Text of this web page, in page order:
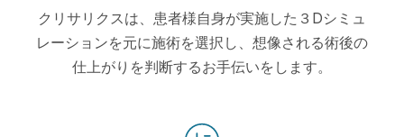
クリサリクスは、患者様自身が実施した３Dシミュ
レーションを元に施術を選択し、想像される術後の
仕上がりを判断するお手伝いをします。